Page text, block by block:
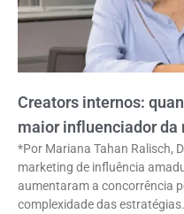
Creators internos:
maior influenciador da
*Por Mariana Tahan Ralisch,
marketing de influência
aumentaram a concorrência
complexidade das